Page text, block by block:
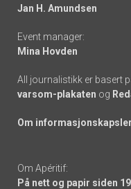
Jan H. Amundsen
Event manager:
Mina Hovden
All journalistikk er basert
varsom-plakaten og
Om informasjonskapsler
Om Apéritif:
På nett og papir siden